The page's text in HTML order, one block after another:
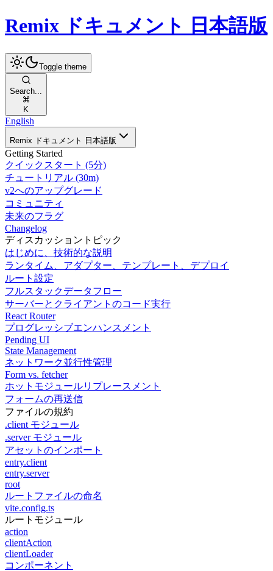
Remix ドキュメント 日本語版
Toggle theme
Search...
K
English
Remix ドキュメント 日本語版
Getting Started
クイックスタート (5分)
チュートリアル (30m)
v2へのアップグレード
コミュニティ
未来のフラグ
Changelog
ディスカッショントピック
はじめに、技術的な説明
ランタイム、アダプター、テンプレート、デプロイ
ルート設定
フルスタックデータフロー
サーバーとクライアントのコード実行
React Router
プログレッシブエンハンスメント
Pending UI
State Management
ネットワーク並行性管理
Form vs. fetcher
ホットモジュールリプレースメント
フォームの再送信
ファイルの規約
.client モジュール
.server モジュール
アセットのインポート
entry.client
entry.server
root
ルートファイルの命名
vite.config.ts
ルートモジュール
action
clientAction
clientLoader
コンポーネント